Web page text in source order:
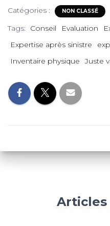
Catégories : NON CLASSÉ
Tags: Conseil Evaluation
Expertise après sinistre
Inventaire physique
Juste
Articles